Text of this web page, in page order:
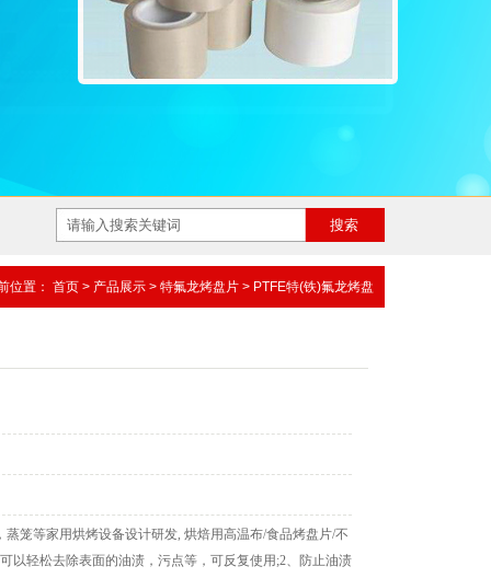
位置： 首页 > 产品展示 > 特氟龙烤盘片 > PTFE特(铁)氟龙烤盘
笼等家用烘烤设备设计研发, 烘焙用高温布/食品烤盘片/不
以轻松去除表面的油渍，污点等，可反复使用;2、防止油渍